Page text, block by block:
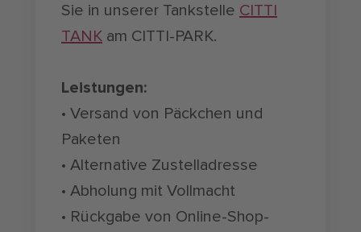
Sie in unserer Tankstelle CITTI
TANK am CITTI-PARK.
Leistungen:
• Versand von Päckchen und
Paketen
• Alternative Zustelladresse
• Abholung mit Vollmacht
• Rückgabe von Online-Shop-